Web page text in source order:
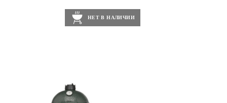
НЕТ В НАЛИЧИИ